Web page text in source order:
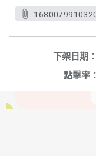
下架日期：
點擊率：